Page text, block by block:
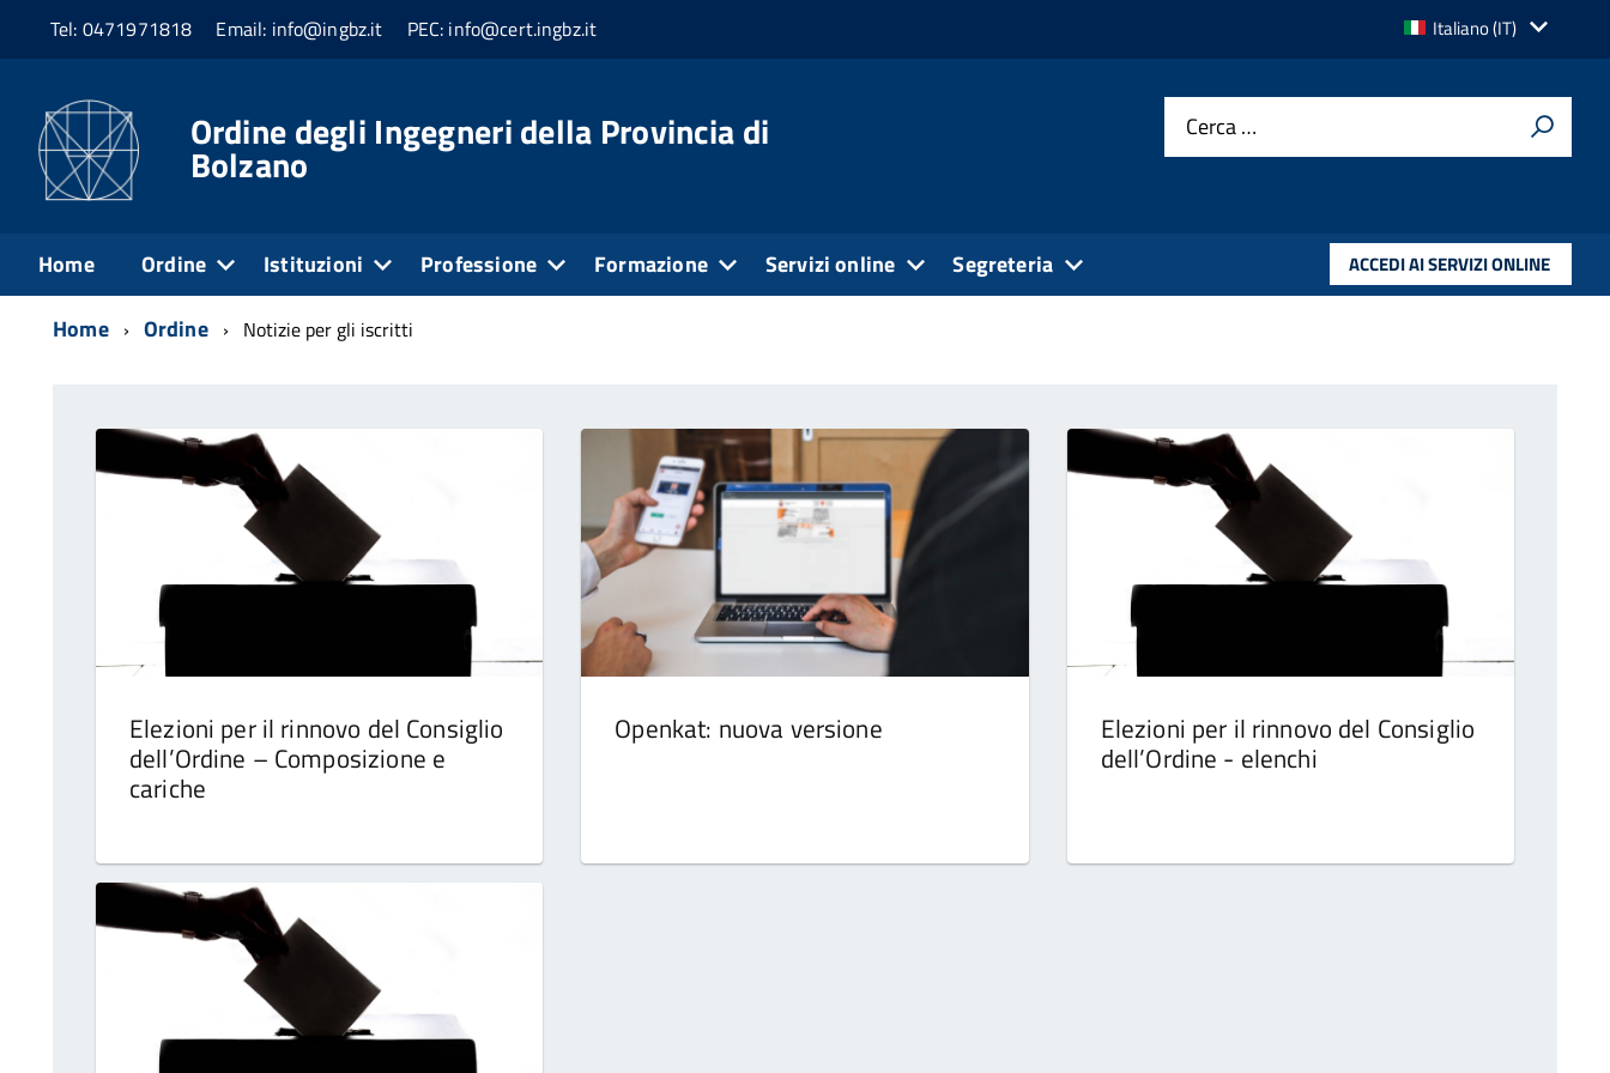
Tel: 0471971818 Email: info@ingbz.it PEC: info@cert.ingbz.it LinguaItaliano (IT)
Ordine degli Ingegneri della Provincia di
Bolzano
Cerca …
Home Ordine Istituzioni Professione Formazione Servizi online Segreteria ACCEDI AI SERVIZI ONLINE
Home Ordine Notizie per gli iscritti
Elezioni per il rinnovo del Consiglio
dell’Ordine – Composizione e
cariche
Openkat: nuova versione Elezioni per il rinnovo del Consiglio
dell’Ordine - elenchi